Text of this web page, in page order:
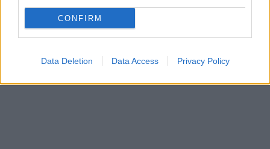
CONFIRM
Data Deletion Data Access Privacy Policy